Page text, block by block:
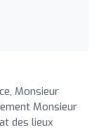
Monsieur
Monsieur
des lieux